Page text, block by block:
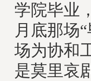
学院毕业
月底那场
场为协和
是莫里哀